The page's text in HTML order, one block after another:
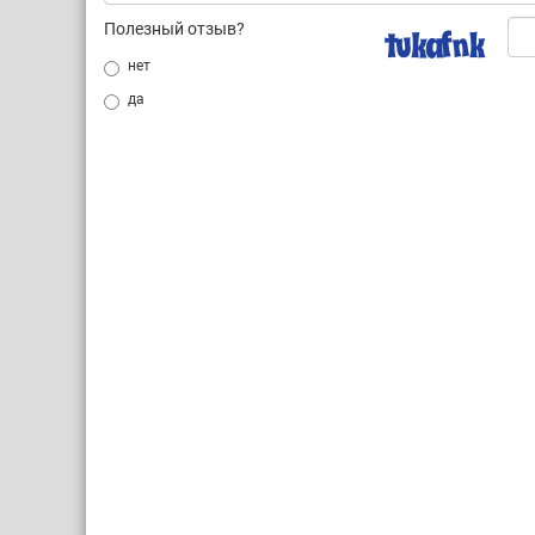
Полезный отзыв?
нет
да